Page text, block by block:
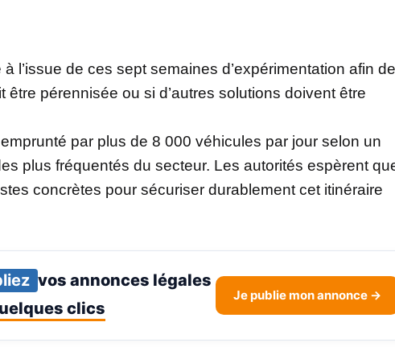
l’issue de ces sept semaines d’expérimentation afin de
être pérennisée ou si d’autres solutions doivent être
par plus de 8 000 véhicules par jour selon un
plus fréquentés du secteur. Les autorités espèrent
concrètes pour sécuriser durablement cet itinéraire
vos annonces légales
clics
Je publie mon annonce →